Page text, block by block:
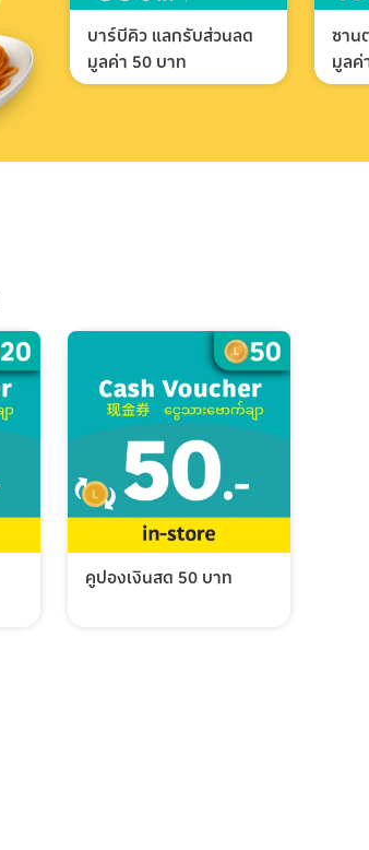
บาร์บีคิว แลกรับส่วนลด
มูลค่า 50 บาท
ซาน
มูลค่
คูปองเงินสด 50 บาท